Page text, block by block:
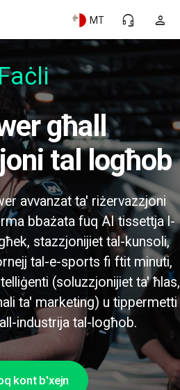
person
headset_mic
MT
tal logħob
avvanzat ta' riżervazzjoni
bbażata fuq AI tissettja l-
stazzjonijiet tal-kunsoli,
tal-e-sports fi ftit minuti,
(soluzzjonijiet ta' ħlas,
ta' marketing) u tippermetti
industrija tal-logħob.
kont b'xejn